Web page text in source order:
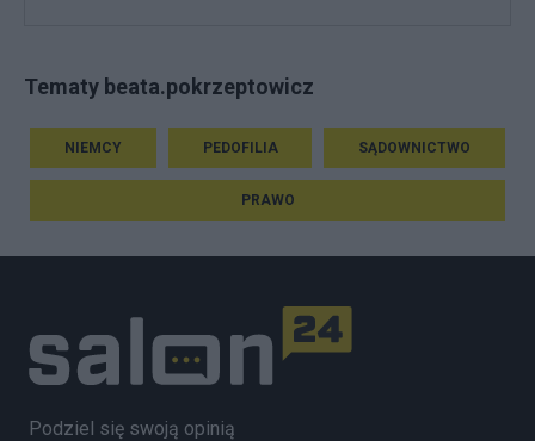
Tematy beata.pokrzeptowicz
NIEMCY PEDOFILIA SĄDOWNICTWO
PRAWO
Podziel się swoją opinią